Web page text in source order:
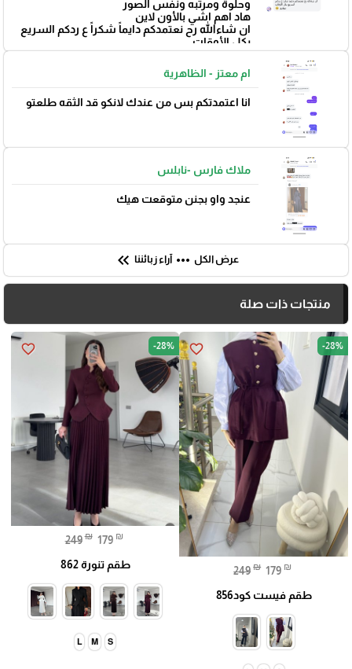
وحلوة ومرتبه ونفس الصور
هاد اهم اشي بالأون لاين
ان شاءالله رح نعتمدكم دايماً شكراً ع ردكم السريع
بكل الأوقات
بتوفيق 🌼
ام معتز - الظاهرية
انا اعتمدتكم بس من عندك لانكو قد الثقه طلعتو
ملاك فارس -نابلس
عنجد واو بجنن متوقعت هيك
عرض الكل more_horiz آراء زبائننا keyboard_double_arrow_left
منتجات ذات صلة
favorite_border -28%
249 ₪ 179 ₪
طقم فيست كود856
favorite_border -28%
249 ₪ 179 ₪
طقم تنورة 862
S
M
L